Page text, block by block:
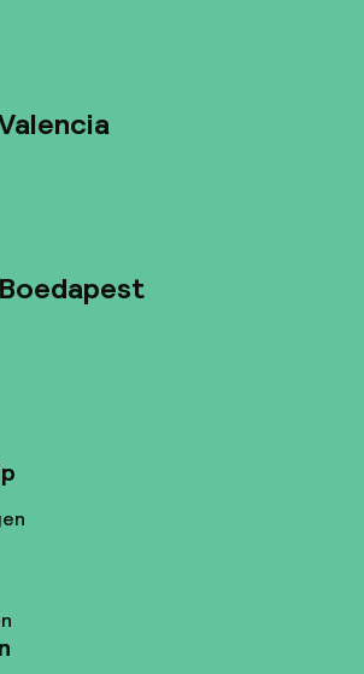
Boedapest